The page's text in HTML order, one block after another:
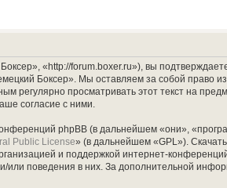
«http://forum.boxer.ru»), вы
Боксер». Мы оставляем за собой право
просматривать этот текст на
согласие с ними.
phpBB (в дальнейшем «они»,
Public License» (в дальнейшем «GPL»).
и поддержкой интернет-
или поведения в них. За дополнительной